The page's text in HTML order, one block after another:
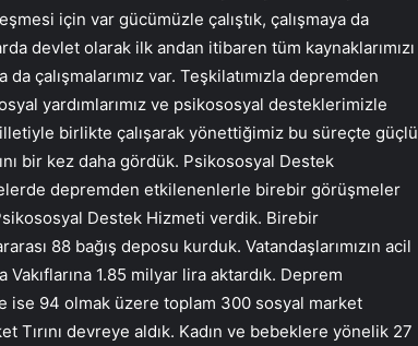
için var gücümüzle çalıştık, çalışmaya da
devlet olarak ilk andan itibaren tüm kaynaklarımızı
çalışmalarımız var. Teşkilatımızla depremden
yardımlarımız ve psikososyal desteklerimizle
birlikte çalışarak yönettiğimiz bu süreçte güçlü
bir kez daha gördük. Psikososyal Destek
depremden etkilenenlerle birebir görüşmeler
Destek Hizmeti verdik. Birebir
88 bağış deposu kurduk. Vatandaşlarımızın acil
1.85 milyar lira aktardık. Deprem
ise 94 olmak üzere toplam 300 sosyal market
Tırını devreye aldık. Kadın ve bebeklere yönelik 27